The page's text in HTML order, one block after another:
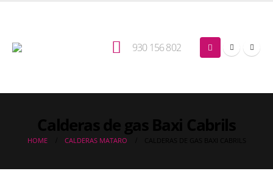
930 156 802
HOME CALDERAS MATARO